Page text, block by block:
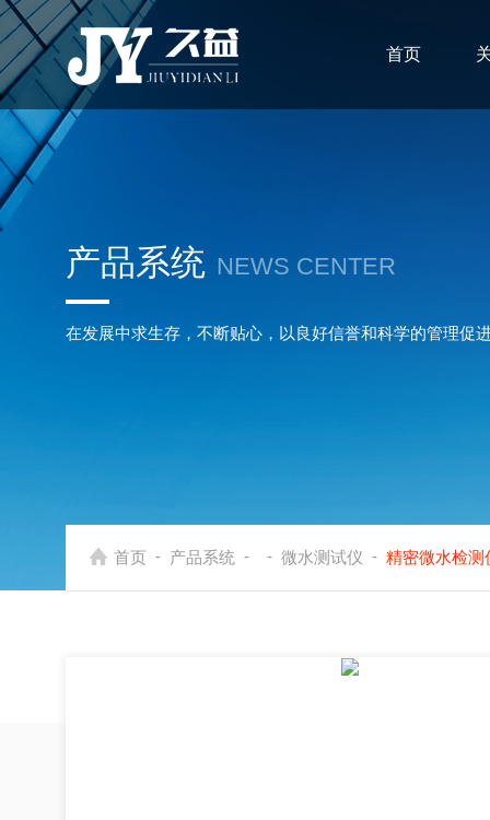
首页
产品系统 NEWS CENTER
在发展中求生存，不断贴心，以良好信誉和科学的管理促
首页 - 产品系统 - - 微水测试仪 - 精密微水检测